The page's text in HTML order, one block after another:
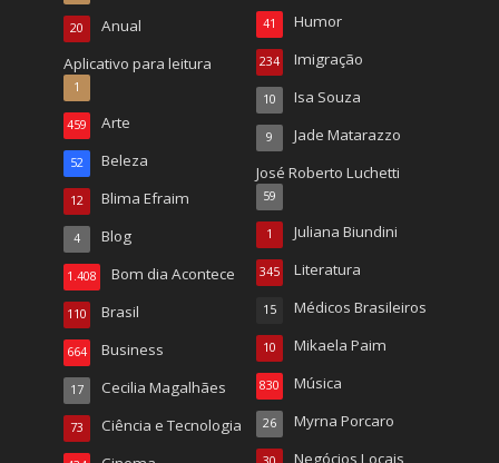
Anual
20
Aplicativo para leitura
1
Arte
459
Beleza
52
Blima Efraim
12
Blog
4
Bom dia Acontece
1.408
Brasil
110
Business
664
Cecilia Magalhães
17
Ciência e Tecnologia
73
Humor
41
Imigração
234
Isa Souza
10
Jade Matarazzo
9
José Roberto Luchetti
59
Juliana Biundini
1
Literatura
345
Médicos Brasileiros
15
Mikaela Paim
10
Música
830
Myrna Porcaro
26
Negócios Locais